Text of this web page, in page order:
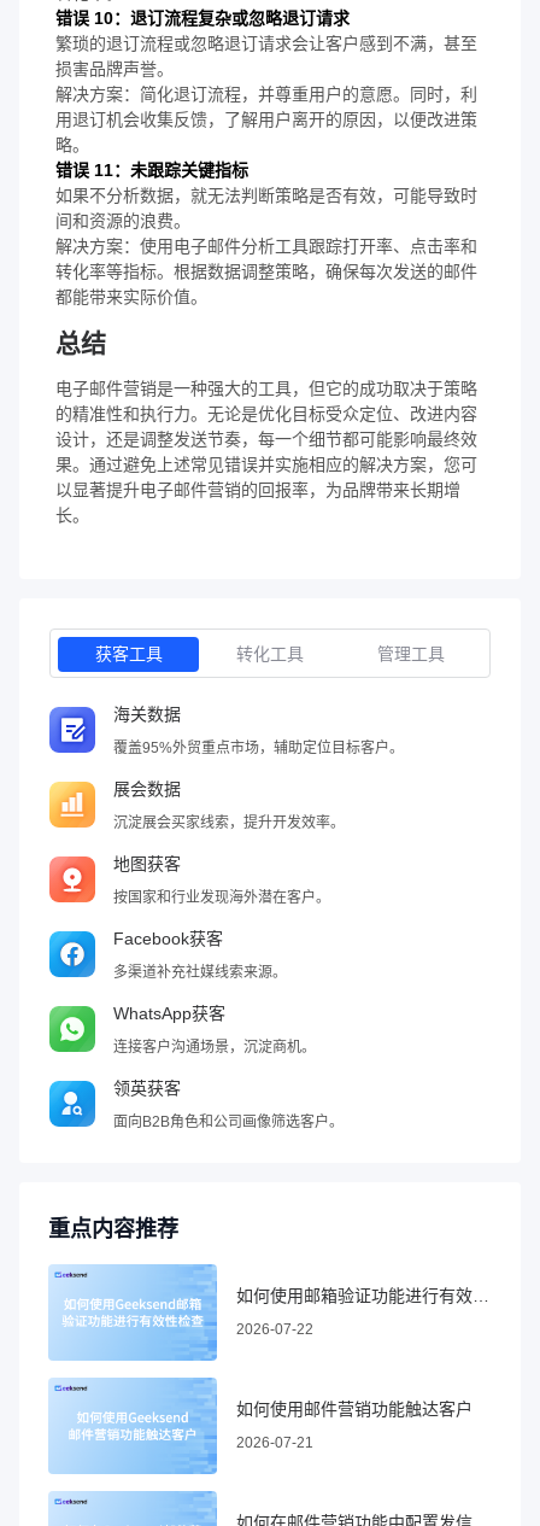
错误 10：退订流程复杂或忽略退订请求
繁琐的退订流程或忽略退订请求会让客户感到不满，甚至
损害品牌声誉。
解决方案：简化退订流程，并尊重用户的意愿。同时，利
用退订机会收集反馈，了解用户离开的原因，以便改进策
略。
错误 11：未跟踪关键指标
如果不分析数据，就无法判断策略是否有效，可能导致时
间和资源的浪费。
解决方案：使用电子邮件分析工具跟踪打开率、点击率和
转化率等指标。根据数据调整策略，确保每次发送的邮件
都能带来实际价值。
总结
电子邮件营销是一种强大的工具，但它的成功取决于策略
的精准性和执行力。无论是优化目标受众定位、改进内容
设计，还是调整发送节奏，每一个细节都可能影响最终效
果。通过避免上述常见错误并实施相应的解决方案，您可
以显著提升电子邮件营销的回报率，为品牌带来长期增
长。
获客工具 转化工具 管理工具
海关数据
覆盖95%外贸重点市场，辅助定位目标客户。
展会数据
沉淀展会买家线索，提升开发效率。
地图获客
按国家和行业发现海外潜在客户。
Facebook获客
多渠道补充社媒线索来源。
WhatsApp获客
连接客户沟通场景，沉淀商机。
领英获客
面向B2B角色和公司画像筛选客户。
重点内容推荐
2026-07-22
如何使用邮件营销功能触达客户
2026-07-21